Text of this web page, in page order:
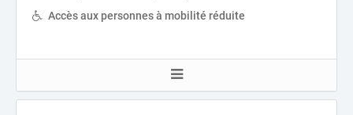
Accès aux personnes à mobilité réduite